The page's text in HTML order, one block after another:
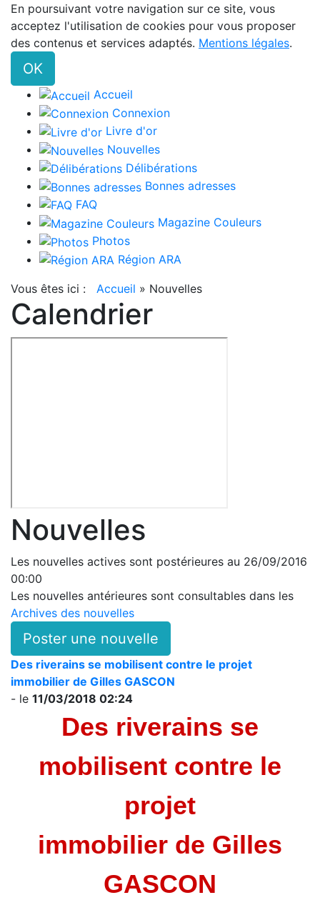
En poursuivant votre navigation sur ce site, vous
acceptez l'utilisation de cookies pour vous proposer
des contenus et services adaptés. Mentions légales.
OK
Accueil
Connexion
Livre d'or
Nouvelles
Délibérations
Bonnes adresses
FAQ
Magazine Couleurs
Photos
Région ARA
Vous êtes ici : Accueil » Nouvelles
Calendrier
Nouvelles
Les nouvelles actives sont postérieures au 26/09/2016
00:00
Les nouvelles antérieures sont consultables dans les
Archives des nouvelles
Poster une nouvelle
Des riverains se mobilisent contre le projet
immobilier de Gilles GASCON
- le 11/03/2018 02:24
Des riverains se
mobilisent contre le
projet
immobilier de Gilles
GASCON